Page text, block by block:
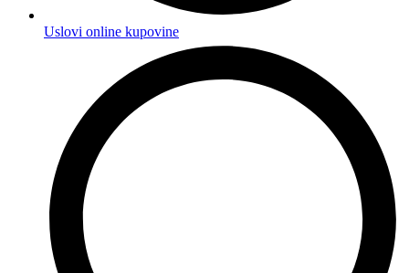
Uslovi online kupovine